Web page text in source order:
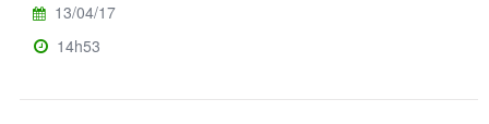
13/04/17
14h53